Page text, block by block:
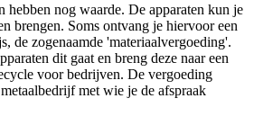
hebben nog waarde. De apparaten kun je
brengen. Soms ontvang je hiervoor een
de zogenaamde 'materiaalvergoeding'.
dit gaat en breng deze naar een
voor bedrijven. De vergoeding
met wie je de afspraak